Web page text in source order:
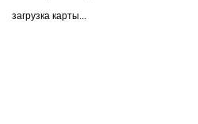
загрузка карты...